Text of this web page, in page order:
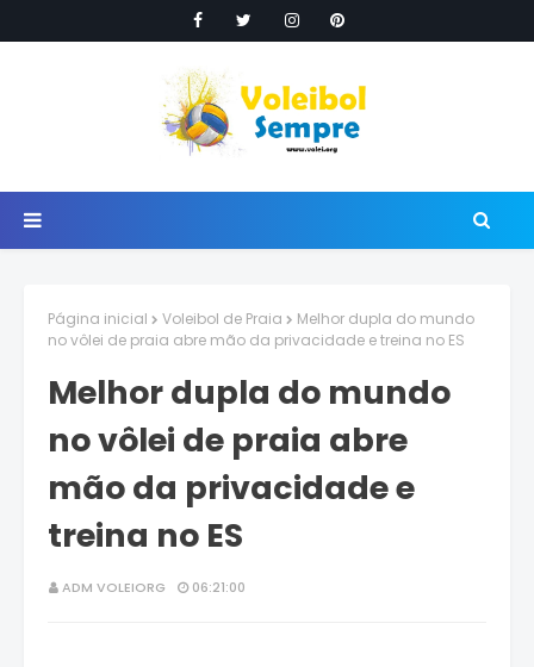
Página inicial Voleibol de Praia
Melhor dupla do mundo
no vôlei de praia abre mão da privacidade e treina no ES
Melhor dupla do mundo
no vôlei de praia abre
mão da privacidade e
treina no ES
ADM VOLEIORG 06:21:00